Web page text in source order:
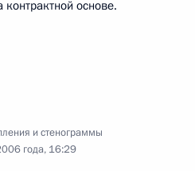
контрактной основе.
и стенограммы
года, 16:29